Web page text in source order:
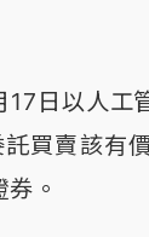
日以人工
買賣該有
。